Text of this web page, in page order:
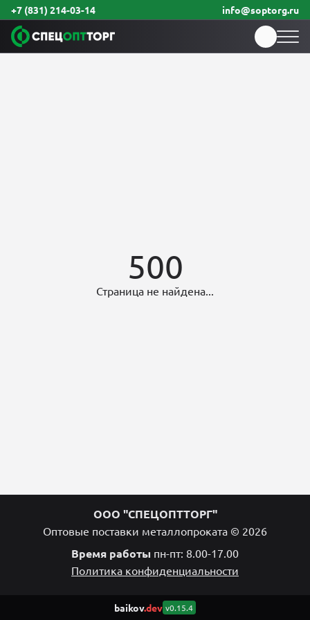
+7 (831) 214-03-14 info@soptorg.ru
500
Страница не найдена...
ООО "СПЕЦОПТТОРГ"
Оптовые поставки металлопроката © 2026
Время работы пн-пт: 8.00-17.00
Политика конфиденциальности
baikov.dev v0.15.4